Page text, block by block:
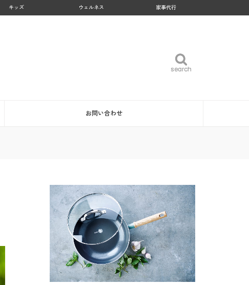
キッズ ウェルネス 家事代行
search
search
お問い合わせ